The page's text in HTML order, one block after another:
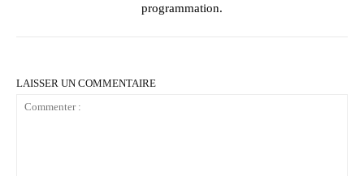
programmation.
LAISSER UN COMMENTAIRE